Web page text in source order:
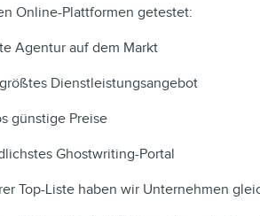
Online-Plattformen getestet:
Agentur auf dem Markt
Dienstleistungsangebot
günstige Preise
Ghostwriting-Portal
Top-Liste haben wir Unternehmen